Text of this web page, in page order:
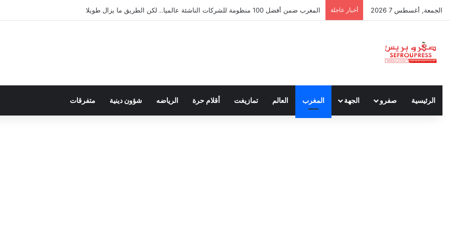
الجمعة, أغسطس 7 2026 أخبار عاجلة سبتة ومليلية… حين يتحدث أنصار الديمقراطية بلسان الاستعمار
الرئيسية صفرو الجهة المغرب العالم تمازيغت أقلام حرة الرياضه شؤون دينية متفرقات